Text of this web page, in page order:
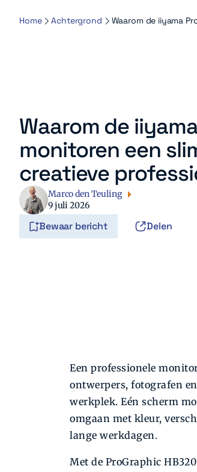
Home Achtergrond Waarom de iiyama
Waarom de
monitoren een
creatieve
Marco den Teuling
9 juli 2026
Bewaar bericht Delen
Een professionele
ontwerpers, fotografen
werkplek. Eén scherm
omgaan met kleur,
lange werkdagen.
Met de ProGraphic